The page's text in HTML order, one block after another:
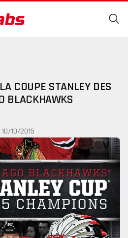
COUPE STANLEY DES
BLACKHAWKS
10/10/2015